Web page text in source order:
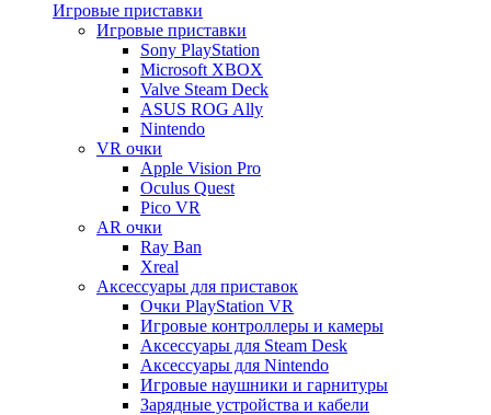
Игровые приставки
Игровые приставки
Sony PlayStation
Microsoft XBOX
Valve Steam Deck
ASUS ROG Ally
Nintendo
VR очки
Apple Vision Pro
Oculus Quest
Pico VR
AR очки
Ray Ban
Xreal
Аксессуары для приставок
Очки PlayStation VR
Игровые контроллеры и камеры
Аксессуары для Steam Desk
Аксессуары для Nintendo
Игровые наушники и гарнитуры
Зарядные устройства и кабели